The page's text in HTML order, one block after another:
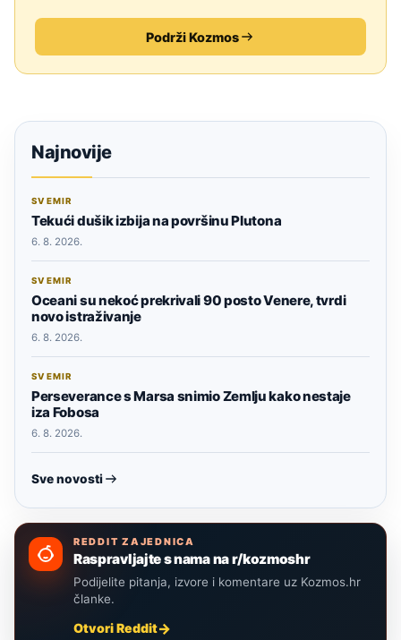
Podrži Kozmos
Najnovije
SVEMIR
Tekući dušik izbija na površinu Plutona
6. 8. 2026.
SVEMIR
Oceani su nekoć prekrivali 90 posto Venere, tvrdi
novo istraživanje
6. 8. 2026.
SVEMIR
Perseverance s Marsa snimio Zemlju kako nestaje
iza Fobosa
6. 8. 2026.
Sve novosti
REDDIT ZAJEDNICA
Raspravljajte s nama na r/kozmoshr
Podijelite pitanja, izvore i komentare uz Kozmos.hr
članke.
Otvori Reddit